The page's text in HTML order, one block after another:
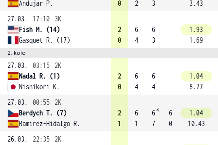
Andujar P.
0
2
3
3.43
27.03.
17:10
3K
Fish M. (14)
Gasquet R. (17)
2
0
6
4
6
3
1.93
1.69
2. kolo
27.03. 03:15
2K
Nadal R. (1)
Nishikori K.
2
0
6
4
6
4
1.04
8.77
27.03.
00:55
2K
Berdych T. (7)
Ramirez-Hidalgo R.
2
1
6
1
64
7
6
0
1.04
10.43
26.03.
22:35
2K